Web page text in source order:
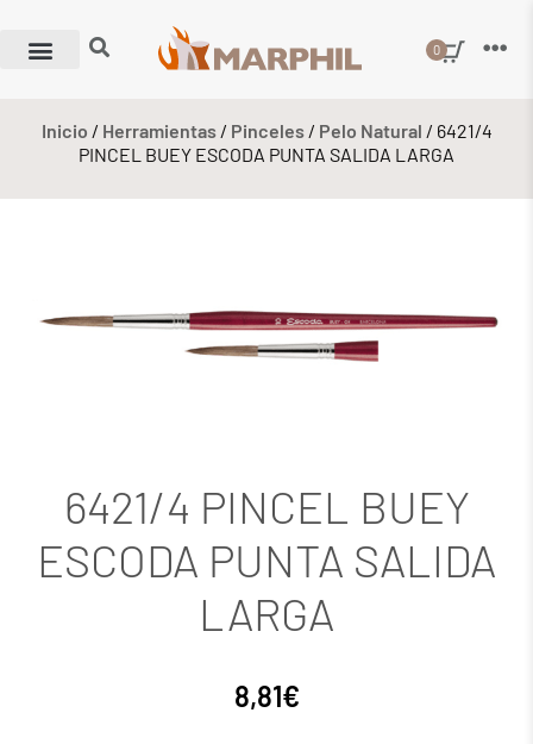
0
Inicio / Herramientas/ Pinceles/ Pelo Natural / 6421/4
PINCEL BUEY ESCODA PUNTA SALIDA LARGA
6421/4 PINCEL BUEY
ESCODA PUNTA SALIDA
LARGA
8,81€